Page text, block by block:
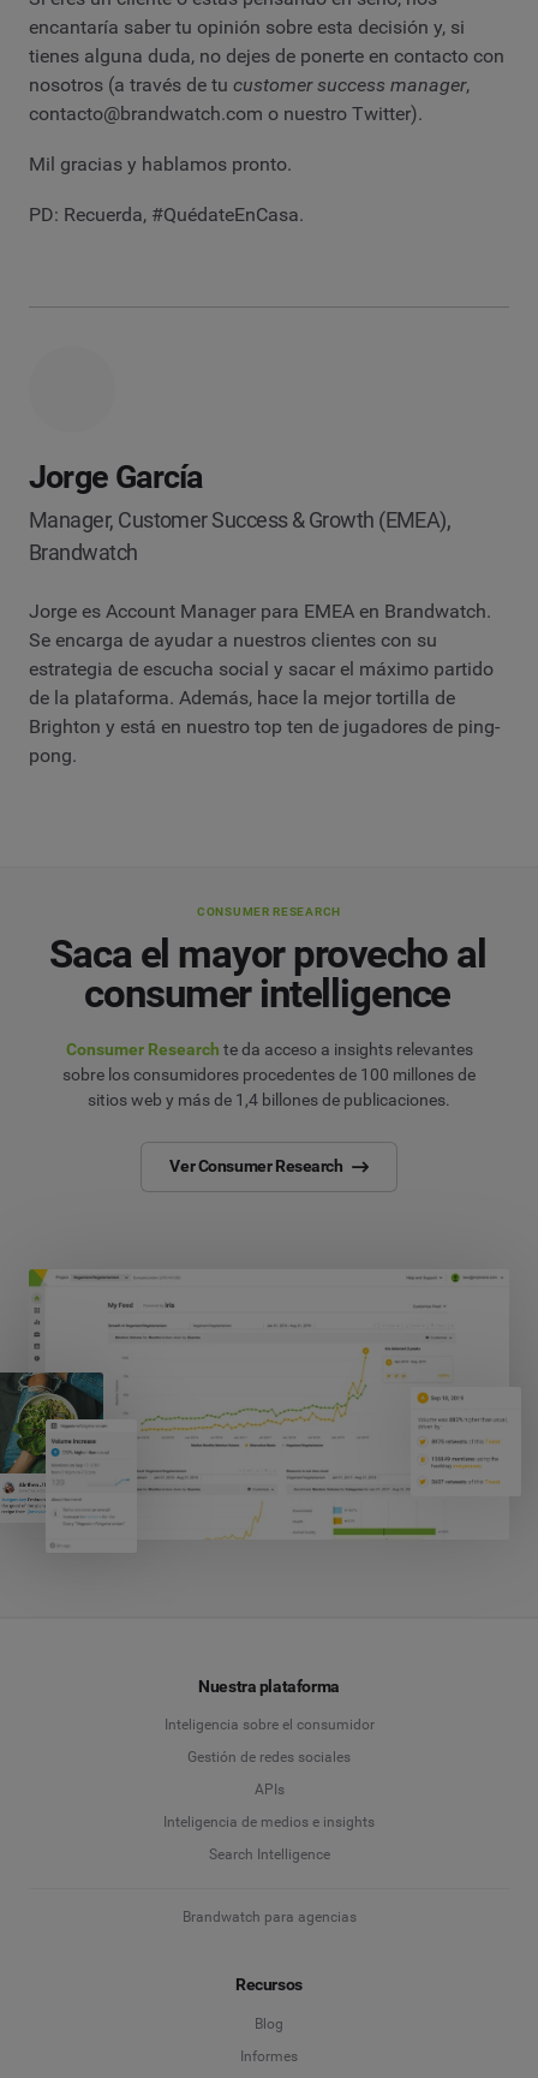
encantaría saber tu opinión sobre esta decisión y, si
tienes alguna duda, no dejes de ponerte en contacto con
nosotros (a través de tu customer success manager,
contacto@brandwatch.com o nuestro Twitter).
Mil gracias y hablamos pronto.
PD: Recuerda, #QuédateEnCasa.
Jorge García
Manager, Customer Success & Growth (EMEA),
Brandwatch
Jorge es Account Manager para EMEA en Brandwatch.
Se encarga de ayudar a nuestros clientes con su
estrategia de escucha social y sacar el máximo partido
de la plataforma. Además, hace la mejor tortilla de
Brighton y está en nuestro top ten de jugadores de ping-
pong.
CONSUMER RESEARCH
Saca el mayor provecho al
consumer intelligence
Consumer Research te da acceso a insights relevantes
sobre los consumidores procedentes de 100 millones de
sitios web y más de 1,4 billones de publicaciones.
Ver Consumer Research
Nuestra plataforma
Inteligencia sobre el consumidor
Gestión de redes sociales
APIs
Inteligencia de medios e insights
Search Intelligence
Brandwatch para agencias
Recursos
Blog
Informes